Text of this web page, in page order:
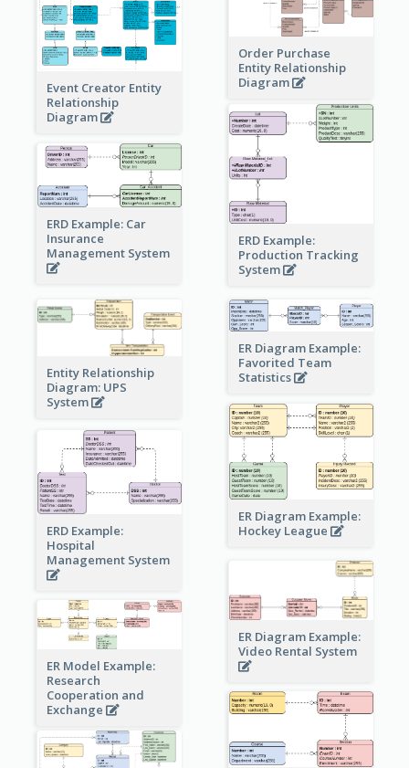
Order Purchase
Entity Relationship
Diagram
Event Creator Entity
Relationship
Diagram
ERD Example:
Production Tracking
System
ERD Example: Car
Insurance
Management System
Entity Relationship
Diagram: UPS
System
ER Diagram Example:
Favorited Team
Statistics
ER Diagram Example:
Hockey League
ERD Example:
Hospital
Management System
ER Diagram Example:
Video Rental System
ER Model Example:
Research
Cooperation and
Exchange